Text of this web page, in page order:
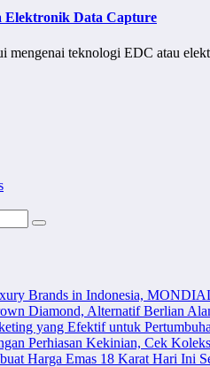
Elektronik Data Capture
mengenai teknologi EDC atau
Brands in Indonesia,
Diamond, Alternatif Berlian
yang Efektif untuk
Perhiasan Kekinian, Cek
Harga Emas 18 Karat Hari Ini